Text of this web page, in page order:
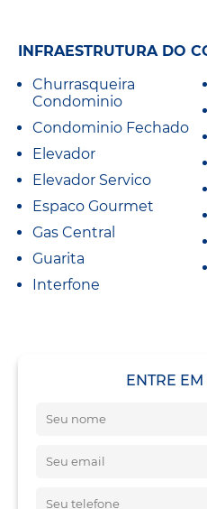
INFRAESTRUTURA DO
Churrasqueira
Condominio
Condominio Fechado
Elevador
Elevador Servico
Espaco Gourmet
Gas Central
Guarita
Interfone
ENTRE EM